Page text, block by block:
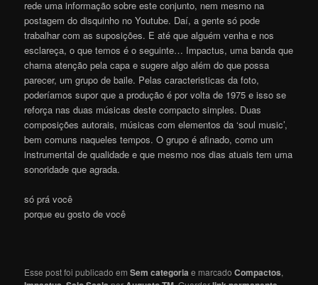
rede uma informação sobre este conjunto, nem mesmo na
postagem do disquinho no Youtube. Daí, a gente só pode
trabalhar com as suposições. E até que alguém venha e nos
esclareça, o que temos é o seguinte… Impactus, uma banda que
chama atenção pela capa e sugere algo além do que possa
parecer, um grupo de baile. Pelas caracteristicas da foto,
poderíamos supor que a produção é por volta de 1975 e isso se
reforça nas duas músicas deste compacto simples. Duas
composições autorais, músicas com elementos da ‘soul music’,
bem comuns naqueles tempos. O grupo é afinado, como um
instrumental de qualidade e que mesmo nos dias atuais tem uma
sonoridade que agrada.
só prá você
porque eu gosto de você
Esse post foi publicado emSem categoria e marcadoCompactos,